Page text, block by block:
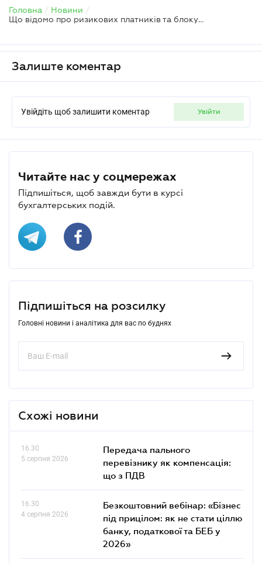
Головна / Новини /
Що відомо про ризикових платників та блокування податкових накладних
Залиште коментар
Увійдіть щоб залишити коментар увійти
Читайте нас у соцмережах
Підпишіться, щоб завжди бути в курсі
бухгалтерських подій.
Підпишіться на розсилку
Головні новини і аналітика для вас по буднях
Схожі новини
16.30
5 серпня 2026
Передача пального
перевізнику як компенсація:
що з ПДВ
16.30
4 серпня 2026
Безкоштовний вебінар: «Бізнес
під прицілом: як не стати ціллю
банку, податкової та БЕБ у
2026»